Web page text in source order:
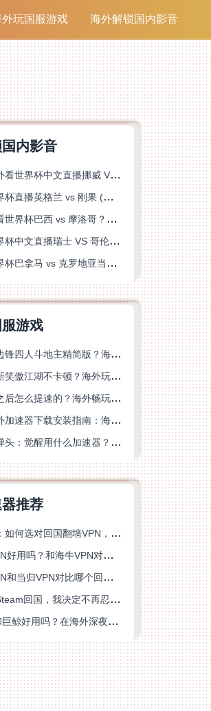
外玩国服游戏 海外解锁国内影音
内影音
别慌！在国外看世界杯中文直播挪威 VS 英格兰仅限中国大陆？这篇指南帮你搞定
在海外看世界杯直播英格兰 vs 刚果 (金)当前地区不可播放？这篇指南帮你突破所有限制
在国外如何看世界杯巴西 vs 摩洛哥？海外党专属体育观赛指南来了
在国外看世界杯中文直播瑞士 VS 哥伦比亚当前地区不可播放？这篇指南帮你搞定
在国外看世界杯巴拿马 vs 克罗地亚当前地区不可播放？这篇指南帮你轻松解决海外体育直播难题
游戏
巴西怎么玩边锋四人斗地主精简版？海外游戏党的加速器终极选择
巴西怎么玩新笑傲江湖不卡顿？海外玩家国服游戏加速终极指南（附猫和老鼠一梦江湖实测）
英国打明日之后怎么提速的？海外畅玩国服游戏终极指南
足球世界国外加速器下载安装指南：海外党畅玩国服游戏的终极解决方案
国外玩合金弹头：觉醒用什么加速器？一份写给海外游子的畅玩指南
推荐
海外党必看：如何选对回国翻墙VPN，无缝解锁国内资源？
ChickCN VPN好用吗？和海牛VPN对比哪个回国效果更好？
ChickCN VPN和当归VPN对比哪个回国效果更好？海外党亲测后选了它
深夜连不上Steam回国，我决定不再忍受这数字鸿沟
Quickback和巨鲸好用吗？在海外深夜想刷B站、追爱奇艺的你，或许正需要这份答案